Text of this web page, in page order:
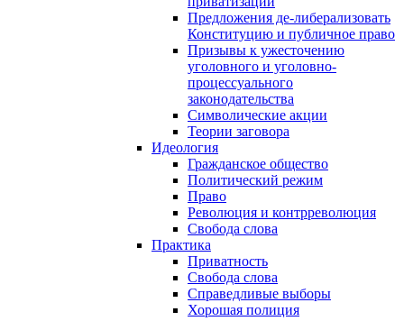
Предложения де-либерализовать
Конституцию и публичное право
Призывы к ужесточению
уголовного и уголовно-
процессуального
законодательства
Символические акции
Теории заговора
Идеология
Гражданское общество
Политический режим
Право
Революция и контрреволюция
Свобода слова
Практика
Приватность
Свобода слова
Справедливые выборы
Хорошая полиция